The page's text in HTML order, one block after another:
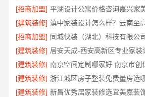
[招商加盟] 平湖设计公寓价格咨询嘉兴家
[建筑装修]
[招商加盟]
[建筑装修] 居安天成-西安高新区专业家
[建筑装修] 南京空间定制哪家好 南京市创
[建筑装修] 浙江城区房子整装免费量房选
[建筑装修] 新昌优秀居家装修选宜美嘉装